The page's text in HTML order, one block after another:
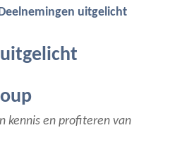
uitgelicht
kennis en profiteren van